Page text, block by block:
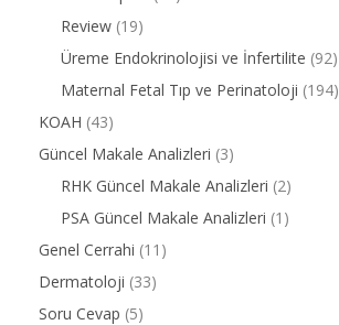
Review (19)
Üreme Endokrinolojisi ve İnfertilite (92)
Maternal Fetal Tıp ve Perinatoloji (194)
KOAH (43)
Güncel Makale Analizleri (3)
RHK Güncel Makale Analizleri (2)
PSA Güncel Makale Analizleri (1)
Genel Cerrahi (11)
Dermatoloji (33)
Soru Cevap (5)